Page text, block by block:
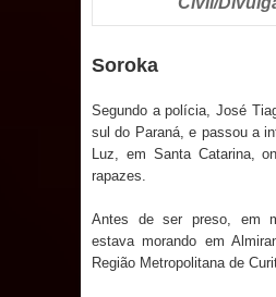
Soroka
Segundo a polícia, José
sul do Paraná, e passou a
Luz, em Santa Catarina,
rapazes.
Antes de ser preso, em
estava morando em
Região Metropolitana de